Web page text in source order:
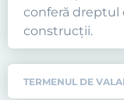
conferă dreptul
construcţii.
TERMENUL DE